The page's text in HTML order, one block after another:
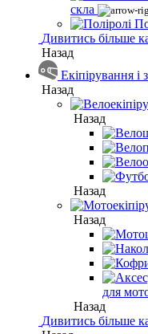
скла
Дивитись більше
Назад
Екіпірування і
Назад
Назад
Назад
Назад
для
Назад
Дивитись більше